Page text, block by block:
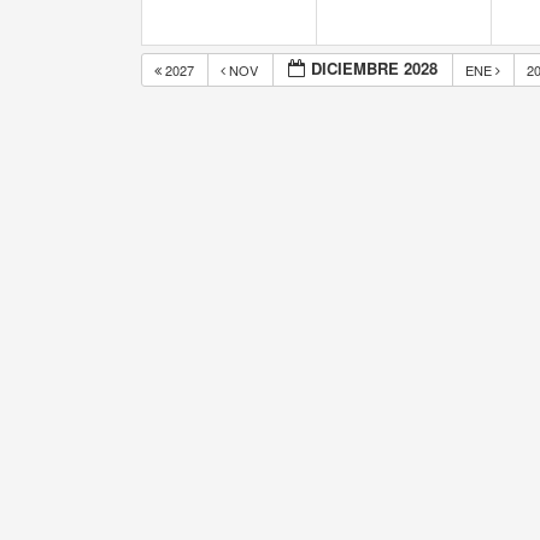
2027 NOV DICIEMBRE 2028 ENE